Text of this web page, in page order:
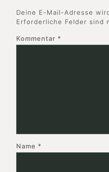
Deine E-Mail-Adresse
Erforderliche Felder sind
Kommentar *
Name *